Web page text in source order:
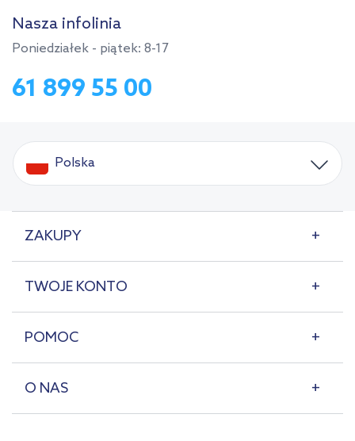
Nasza infolinia
Poniedziałek - piątek: 8-17
61 899 55 00
Polska
ZAKUPY
TWOJE KONTO
POMOC
O NAS